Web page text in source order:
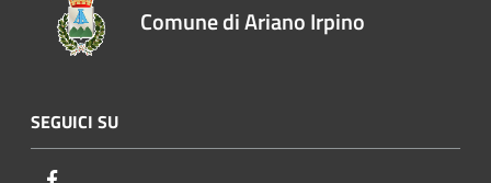
Comune di Ariano Irpino
SEGUICI SU